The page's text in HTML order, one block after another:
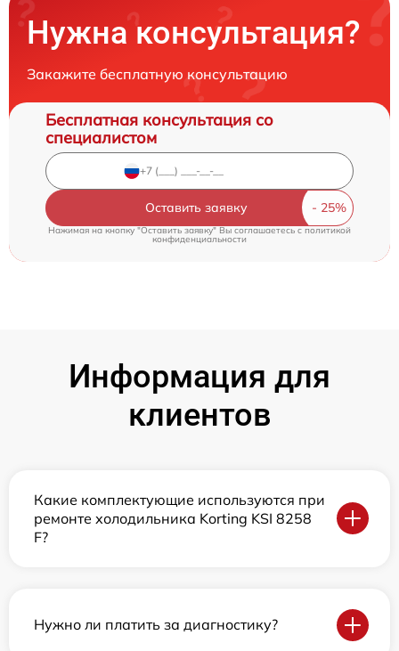
Нужна консультация?
Закажите бесплатную консультацию
Бесплатная консультация со
специалистом
Оставить заявку
Нажимая на кнопку "Оставить заявку" Вы соглашаетесь cполитикой
конфиденциальности
Информация для
клиентов
Какие комплектующие используются при
ремонте холодильника Korting KSI 8258
F?
Нужно ли платить за диагностику?